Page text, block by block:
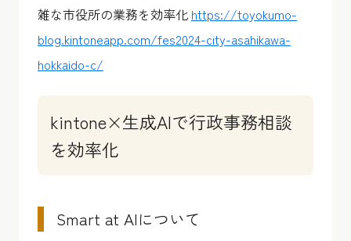
雑な市役所の業務を効率化 https://toyokumo-
blog.kintoneapp.com/fes2024-city-asahikawa-
hokkaido-c/
kintone×生成AIで行政事務相談
を効率化
Smart at AIについて